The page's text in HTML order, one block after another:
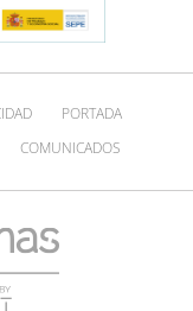
PORTADA
COMUNICADOS